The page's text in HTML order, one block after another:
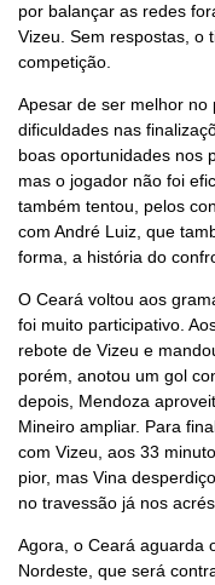
por balançar as redes
Vizeu. Sem respostas, o
competição.
Apesar de ser melhor
dificuldades nas
boas oportunidades nos
mas o jogador não foi
também tentou, pelos
com André Luiz, que
forma, a história do
O Ceará voltou aos
foi muito participativo.
rebote de Vizeu e
porém, anotou um gol
depois, Mendoza
Mineiro ampliar. Para
com Vizeu, aos 33
pior, mas Vina
no travessão já nos
Agora, o Ceará aguarda
Nordeste, que será